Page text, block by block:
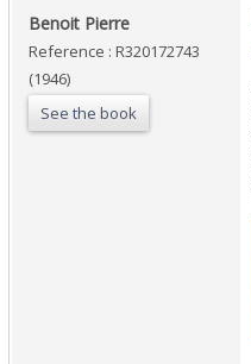
‎Benoit Pierre‎
Reference : R320172743
(1946)
See the book